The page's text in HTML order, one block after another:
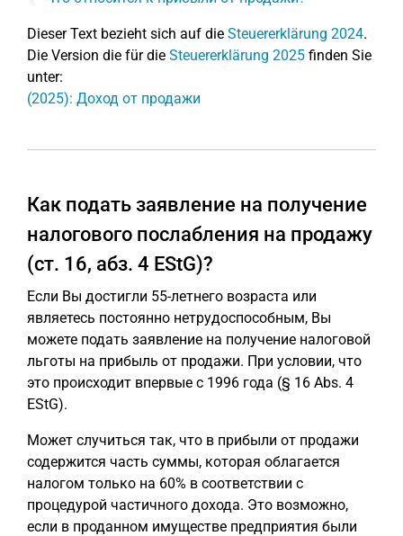
Dieser Text bezieht sich auf die Steuererklärung 2024.
Die Version die für die Steuererklärung 2025 finden Sie
unter:
(2025): Доход от продажи
Как подать заявление на получение
налогового послабления на продажу
(ст. 16, абз. 4 EStG)?
Если Вы достигли 55-летнего возраста или
являетесь постоянно нетрудоспособным, Вы
можете подать заявление на получение налоговой
льготы на прибыль от продажи. При условии, что
это происходит впервые с 1996 года (§ 16 Abs. 4
EStG).
Может случиться так, что в прибыли от продажи
содержится часть суммы, которая облагается
налогом только на 60% в соответствии с
процедурой частичного дохода. Это возможно,
если в проданном имуществе предприятия были